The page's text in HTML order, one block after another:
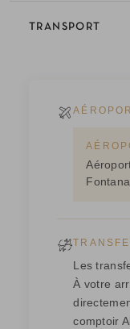
TRANSPORT
Les
À votre
comptoir